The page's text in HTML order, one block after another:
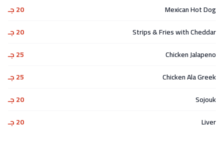
Mexican Hot Dog
20 جـ
Strips & Fries with Cheddar
20 جـ
Chicken Jalapeno
25 جـ
Chicken Ala Greek
25 جـ
Sojouk
20 جـ
Liver
20 جـ